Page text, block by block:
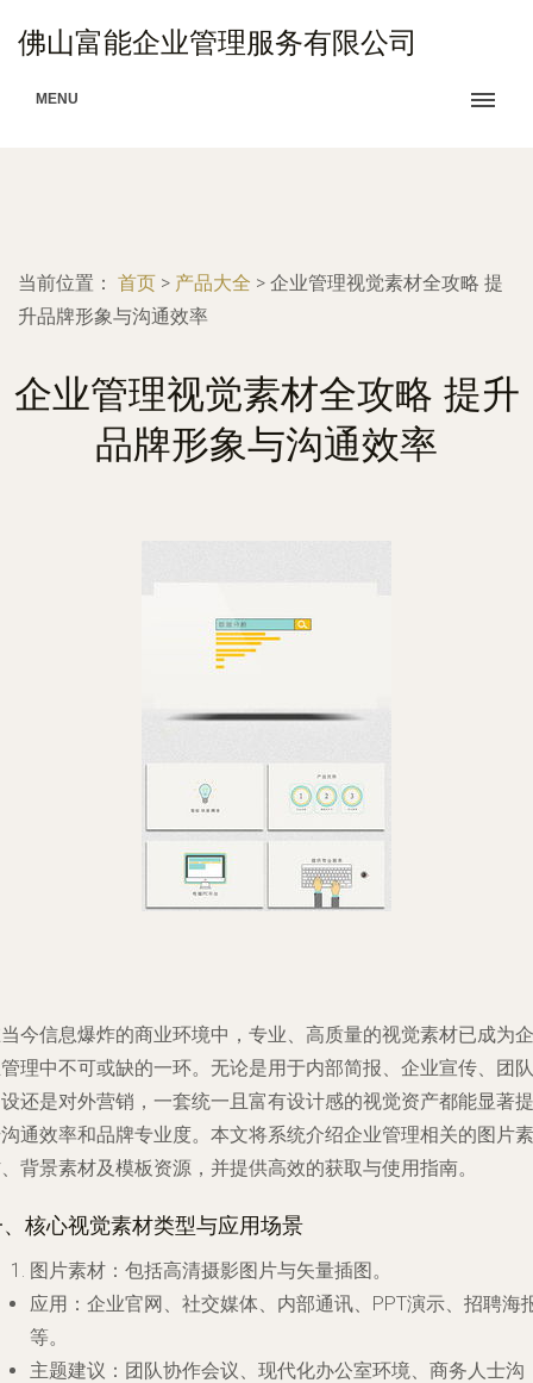
佛山富能企业管理服务有限公司
MENU
当前位置： 首页 > 产品大全 > 企业管理视觉素材全攻略 提
升品牌形象与沟通效率
企业管理视觉素材全攻略 提升
品牌形象与沟通效率
今信息爆炸的商业环境中，专业、高质量的视觉素材已成为企
理中不可或缺的一环。无论是用于内部简报、企业宣传、团队
还是对外营销，一套统一且富有设计感的视觉资产都能显著提
通效率和品牌专业度。本文将系统介绍企业管理相关的图片素
背景素材及模板资源，并提供高效的获取与使用指南。
核心视觉素材类型与应用场景
图片素材 ：包括高清摄影图片与矢量插图。
应用 ：企业官网、社交媒体、内部通讯、PPT演示、招聘海
等。
主题建议 ：团队协作会议、现代化办公室环境、商务人士沟